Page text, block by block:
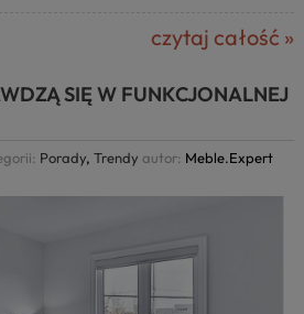
czytaj całość »
SIĘ W FUNKCJONALNEJ
Porady,Trendy autor: Meble.Expert